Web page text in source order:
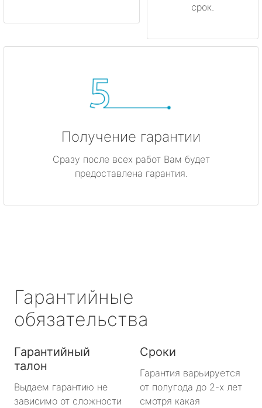
срок.
Получение гарантии
Сразу после всех работ Вам будет
предоставлена гарантия.
Гарантийные
обязательства
Гарантийный
талон
Выдаем гарантию не
зависимо от сложности
Сроки
Гарантия варьируется
от полугода до 2-х лет
смотря какая